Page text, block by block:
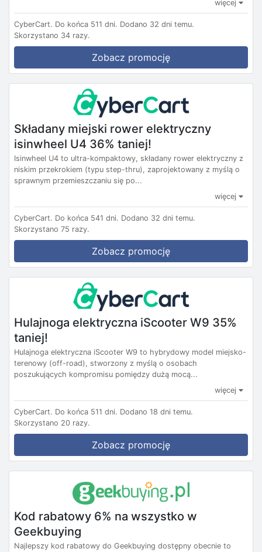
więcej
CyberCart. Do końca 511 dni. Dodano 32 dni temu.
Skorzystano 34 razy.
Zobacz promocję
Składany miejski rower elektryczny
isinwheel U4 36% taniej!
Isinwheel U4 to ultra-kompaktowy, składany rower elektryczny z
niskim przekrokiem (typu step-thru), zaprojektowany z myślą o
sprawnym przemieszczaniu się po...
więcej
CyberCart. Do końca 541 dni. Dodano 32 dni temu.
Skorzystano 75 razy.
Zobacz promocję
Hulajnoga elektryczna iScooter W9 35%
taniej!
Hulajnoga elektryczna iScooter W9 to hybrydowy model miejsko-
terenowy (off-road), stworzony z myślą o osobach
poszukujących kompromisu pomiędzy dużą mocą...
więcej
CyberCart. Do końca 511 dni. Dodano 18 dni temu.
Skorzystano 20 razy.
Zobacz promocję
Kod rabatowy 6% na wszystko w
Geekbuying
Najlepszy kod rabatowy do Geekbuying dostępny obecnie to